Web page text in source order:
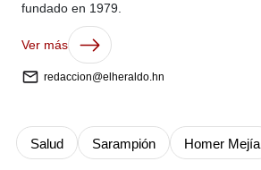
fundado en 1979.
Ver más
redaccion@elheraldo.hn
Salud Sarampión Homer Mejía